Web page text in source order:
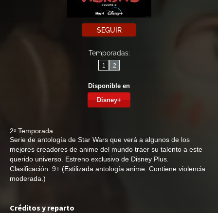
SEGUIR
Temporadas:
1 2
Disponible en
Disney+
2ᵒ Temporada
Serie de antología de Star Wars que verá a algunos de los
mejores creadores de anime del mundo traer su talento a este
querido universo. Estreno exclusivo de Disney Plus.
Clasificación: 9+ (Estilizada antología anime. Contiene violencia
moderada.)
Créditos y reparto